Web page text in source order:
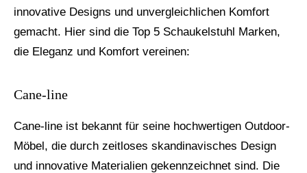
innovative Designs und unvergleichlichen Komfort
gemacht. Hier sind die Top 5 Schaukelstuhl Marken,
die Eleganz und Komfort vereinen:
Cane-line
Cane-line ist bekannt für seine hochwertigen Outdoor-
Möbel, die durch zeitloses skandinavisches Design
und innovative Materialien gekennzeichnet sind. Die